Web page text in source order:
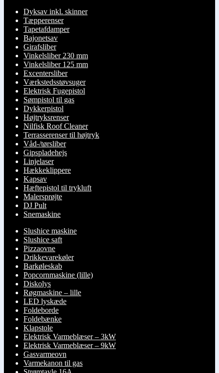
Dyksav inkl. skinner
Tæpperenser
Tapetafdamper
Bajonetsav
Girafsliber
Vinkelsliber 230 mm
Vinkelsliber 125 mm
Excentersliber
Værkstedsstøvsuger
Elektrisk Fugepistol
Sømpistol til gas
Dykkerpistol
Højtryksrenser
Nilfisk Roof Cleaner
Terrasserenser til højtryk
Våd-/tørsliber
Gipspladehejs
Linjelaser
Hækkeklippere
Kapsav
Hæftepistol til trykluft
Malersprøjte
DJ Pult
Snemaskine
Slushice maskine
Slushice saft
Pizzaovne
Drikkevarekøler
Barkøleskab
Popcornmaskine (lille)
Diskolys
Røgmaskine – lille
LED lyskæde
Foldeborde
Foldebænke
Klapstole
Elektrisk Varmeblæser – 3kW
Elektrisk Varmeblæser – 9kW
Gasvarmeovn
Varmekanon til gas